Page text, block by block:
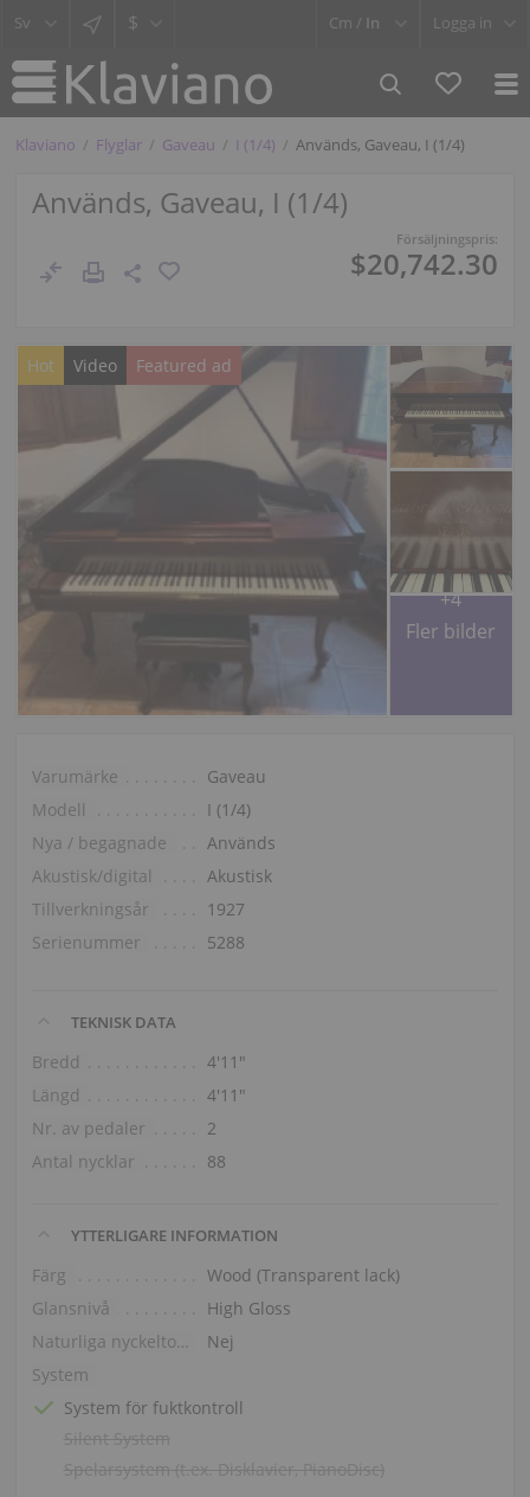
$ Cm / In Logga in
Klaviano Flyglar Gaveau I (1/4) Används, Gaveau, I (1/4)
Används, Gaveau, I (1/4)
Försäljningspris:
$20,742.30
Hot Video Featured ad
+4
Fler bilder
Varumärke
Gaveau
Modell
I (1/4)
Nya / begagnade
Används
Akustisk/digital
Akustisk
Tillverkningsår
1927
Serienummer
5288
TEKNISK DATA
Bredd
4′11″
Längd
4′11″
Nr. av pedaler
2
Antal nycklar
88
YTTERLIGARE INFORMATION
Färg
Wood (Transparent lack)
Glansnivå
High Gloss
Naturliga nyckeltoppar
Nej
System
System för fuktkontroll
Silent System
Spelarsystem (t.ex. Disklavier, PianoDisc)